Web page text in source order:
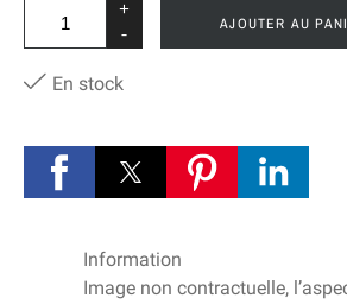
+
-
AJOUTER AU
En stock
Information
Image non contractuelle,